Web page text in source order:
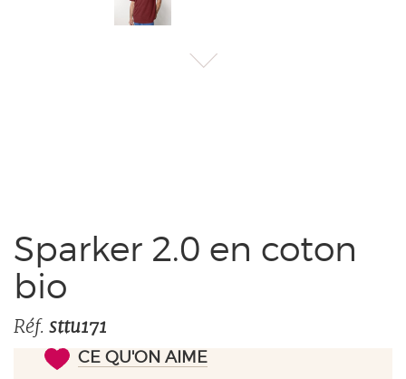
Sparker 2.0 en coton
bio
Réf. sttu171
CE QU'ON AIME